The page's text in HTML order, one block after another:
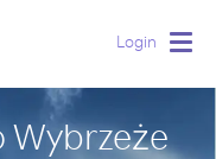
Login
Wybrzeże